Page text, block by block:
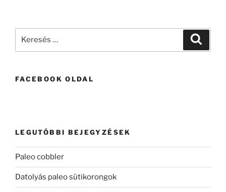
FACEBOOK OLDAL
LEGUTÓBBI BEJEGYZÉSEK
Paleo cobbler
Datolyás paleo sütikorongok